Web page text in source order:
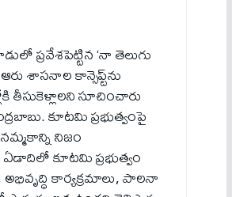
ప్రవేశపెట్టిన ‘నా తెలుగు
శాసనాల కాన్సెప్ట్‌ను
తీసుకెళ్లాలని సూచించారు
కూటమి ప్రభుత్వంపై
నమ్మకాన్ని నిజం
ఏడాదిలో కూటమి ప్రభుత్వం
కార్యక్రమాలు, పాలనా